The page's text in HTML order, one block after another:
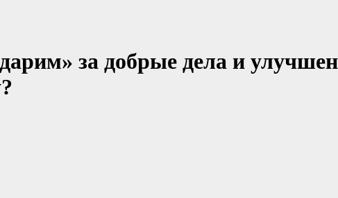
за добрые дела и